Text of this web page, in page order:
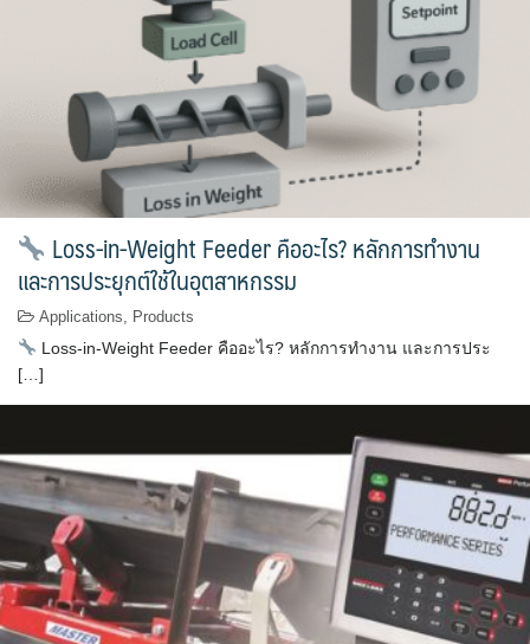
Loss-in-Weight Feeder คืออะไร? หลักการทำงาน
และการประยุกต์ใช้ในอุตสาหกรรม
Applications Products
Loss-in-Weight Feeder คืออะไร? หลักการทำงาน และการประ
[…]